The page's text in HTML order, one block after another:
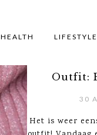
HEALTH LIFESTYLE
Outfit:
30
Het is weer